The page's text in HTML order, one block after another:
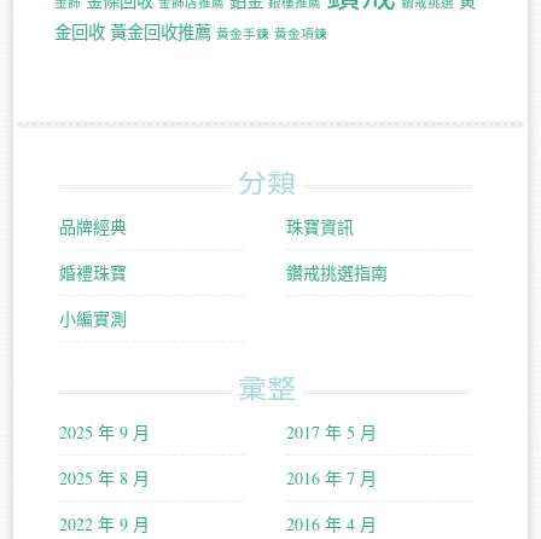
金回收 黃金回收推薦 黃金手鍊 黃金項鍊
分類
品牌經典
婚禮珠寶
小編實測
珠寶資訊
鑽戒挑選指南
彙整
2025 年 9 月
2025 年 8 月
2022 年 9 月
2017 年 5 月
2016 年 7 月
2016 年 4 月